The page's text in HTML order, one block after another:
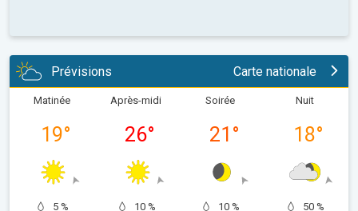
Prévisions Carte nationale
Matinée
19°
5 %
Après-midi
26°
10 %
Soirée
21 °
10 %
Nuit
18°
50 %